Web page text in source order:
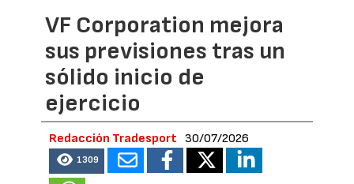
VF Corporation mejora
sus previsiones tras un
sólido inicio de
ejercicio
Redacción Tradesport 30/07/2026
1309